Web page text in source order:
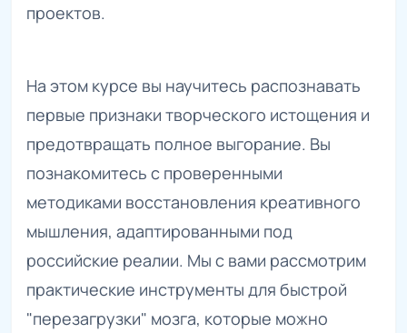
проектов.
На этом курсе вы научитесь распознавать
первые признаки творческого истощения и
предотвращать полное выгорание. Вы
познакомитесь с проверенными
методиками восстановления креативного
мышления, адаптированными под
российские реалии. Мы с вами рассмотрим
практические инструменты для быстрой
"перезагрузки" мозга, которые можно